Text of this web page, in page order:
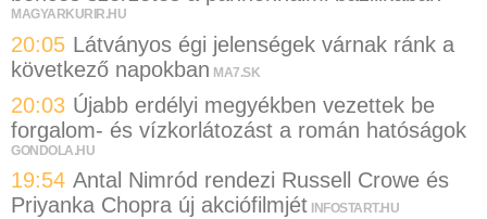
MAGYARKURIR.HU
20:05 Látványos égi jelenségek várnak ránk a
következő napokban MA7.SK
20:03 Újabb erdélyi megyékben vezettek be
forgalom- és vízkorlátozást a román hatóságok
GONDOLA.HU
19:54 Antal Nimród rendezi Russell Crowe és
Priyanka Chopra új akciófilmjét INFOSTART.HU